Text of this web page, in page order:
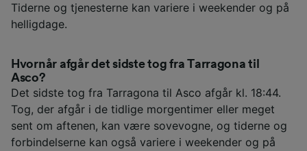
Tiderne og tjenesterne kan variere i weekender og på
helligdage.
Hvornår afgår det sidste tog fra Tarragona til
Asco?
Det sidste tog fra Tarragona til Asco afgår kl. 18:44.
Tog, der afgår i de tidlige morgentimer eller meget
sent om aftenen, kan være sovevogne, og tiderne og
forbindelserne kan også variere i weekender og på